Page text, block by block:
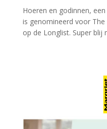
Hoeren en godinnen,
is genomineerd voor
op de Longlist. Super blij